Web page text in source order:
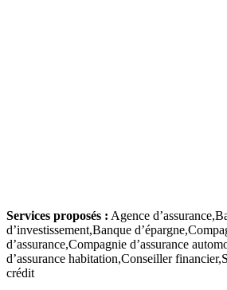
Services proposés : Agence
d’investissement,Banque
d’assurance,Compagnie d’assurance
d’assurance habitation,Conseiller
crédit